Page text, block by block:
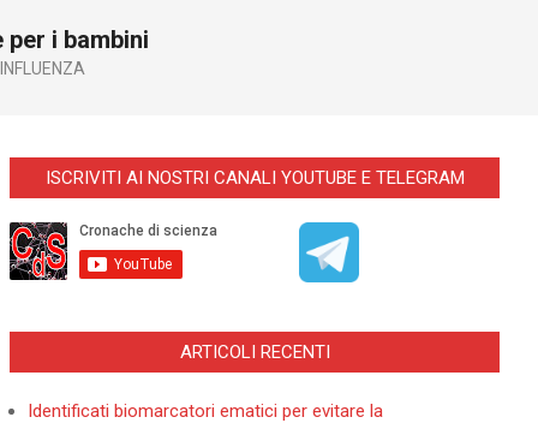
i bambini
INFLUENZA
ISCRIVITI AI NOSTRI CANALI YOUTUBE E TELEGRAM
ARTICOLI RECENTI
Identificati biomarcatori ematici per evitare la